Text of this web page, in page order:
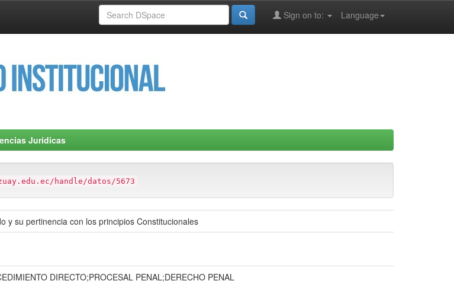
Language
Sign on to:
Jurídicas
handle/datos/5673
y su pertinencia con los principios Constitucionales
DIRECTO;PROCESAL PENAL;DERECHO PENAL